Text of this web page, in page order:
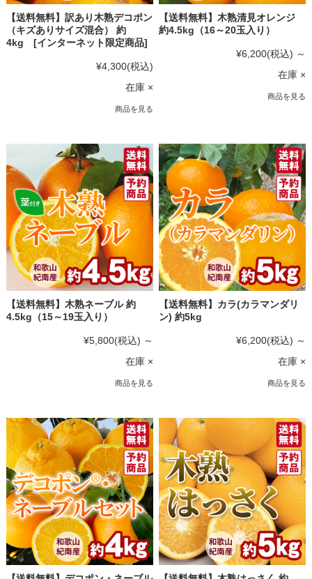
【送料無料】訳あり木熟デコポン
（キズありサイズ混合） 約
4kg [インターネット限定商品]
¥4,300(税込)
在庫 ×
商品を見る
【送料無料】木熟清見オレンジ
約4.5kg（16～20玉入り）
¥6,200(税込) ～
在庫 ×
商品を見る
【送料無料】木熟ネーブル 約
4.5kg（15～19玉入り）
¥5,800(税込) ～
在庫 ×
商品を見る
【送料無料】カラ(カラマンダリ
ン) 約5kg
¥6,200(税込) ～
在庫 ×
商品を見る